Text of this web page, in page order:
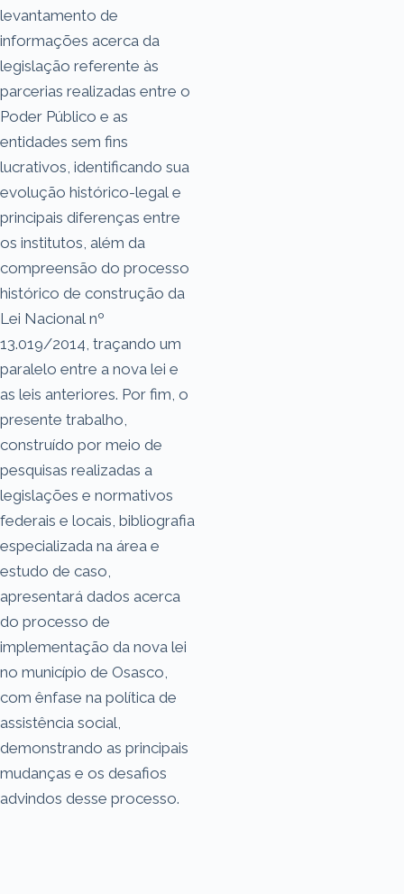
levantamento de
informações acerca da
legislação referente às
parcerias realizadas entre o
Poder Público e as
entidades sem fins
lucrativos, identificando sua
evolução histórico-legal e
principais diferenças entre
os institutos, além da
compreensão do processo
histórico de construção da
Lei Nacional nº
13.019/2014, traçando um
paralelo entre a nova lei e
as leis anteriores. Por fim, o
presente trabalho,
construído por meio de
pesquisas realizadas a
legislações e normativos
federais e locais, bibliografia
especializada na área e
estudo de caso,
apresentará dados acerca
do processo de
implementação da nova lei
no município de Osasco,
com ênfase na política de
assistência social,
demonstrando as principais
mudanças e os desafios
advindos desse processo.